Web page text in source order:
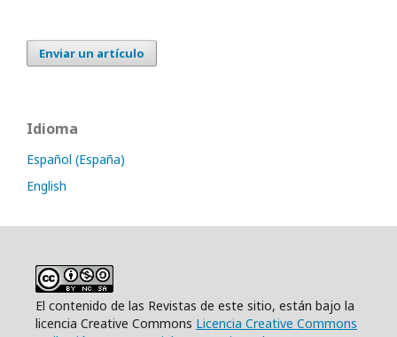
Enviar un artículo
Idioma
Español (España)
English
El contenido de las Revistas de este sitio, están bajo la
licencia Creative Commons Licencia Creative Commons